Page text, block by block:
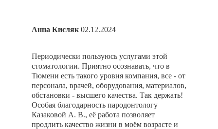
Анна Кисляк 02.12.2024
Периодически пользуюсь услугами этой
стоматологии. Приятно осознавать, что в
Тюмени есть такого уровня компания, все - от
персонала, врачей, оборудования, материалов,
обстановки - высшего качества. Так держать!
Особая благодарность пародонтологу
Казаковой А. В., её работа позволяет
продлить качество жизни в моём возрасте и